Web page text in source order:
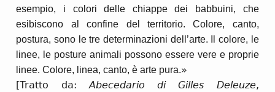
esempio, i colori delle chiappe dei babbuini, che
esibiscono al confine del territorio. Colore, canto,
postura, sono le tre determinazioni dell’arte. Il colore, le
linee, le posture animali possono essere vere e proprie
linee. Colore, linea, canto, è arte pura.»
[Tratto da:Abecedario di Gilles Deleuze,